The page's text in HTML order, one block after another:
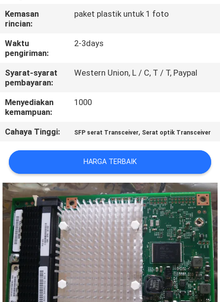
KONTROL
KUALITAS
HUBUNGI
KAMI
BERITA
KASUS-
KASUS
SITEMAP
KEBIJAKAN
PRIVASI
Kemasan
rincian:
paket plastik untuk 1 foto
Waktu
pengiriman:
2-3days
Syarat-syarat
pembayaran:
Western Union, L / C, T / T, Paypal
Menyediakan
kemampuan:
1000
Cahaya Tinggi: SFP serat Transceiver, Serat optik Transceiver
HARGA TERBAIK